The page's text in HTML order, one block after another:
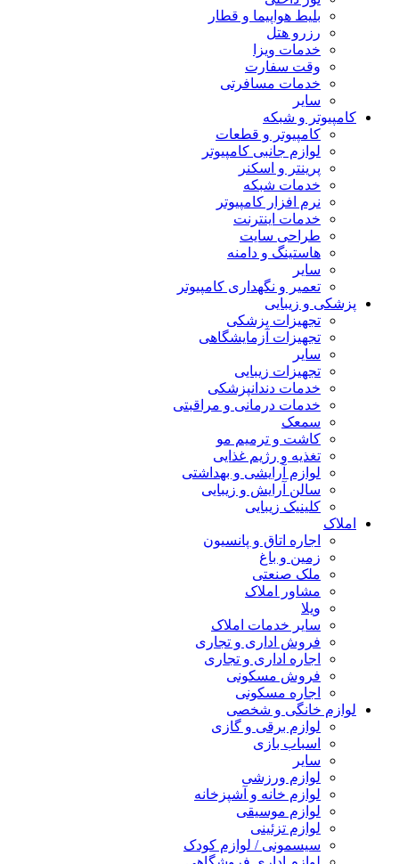
بلیط هواپیما و قطار
رزرو هتل
خدمات ویزا
وقت سفارت
خدمات مسافرتی
سایر
کامپیوتر و شبکه
کامپیوتر و قطعات
لوازم جانبی کامپیوتر
پرینتر و اسکنر
خدمات شبکه
نرم افزار کامپیوتر
خدمات اینترنت
طراحی سایت
هاستینگ و دامنه
سایر
تعمیر و نگهداری کامپیوتر
پزشکی و زیبایی
تجهیزات پزشکی
تجهیزات آزمایشگاهی
سایر
تجهیزات زیبایی
خدمات دندانپزشکی
خدمات درمانی و مراقبتی
سمعک
کاشت و ترمیم مو
تغذیه و رژیم غذایی
لوازم آرایشی و بهداشتی
سالن آرایش و زیبایی
کلینیک زیبایی
املاک
اجاره اتاق و پانسیون
زمین و باغ
ملک صنعتی
مشاور املاک
ویلا
سایر خدمات املاک
فروش اداری و تجاری
اجاره اداری و تجاری
فروش مسکونی
اجاره مسکونی
لوازم خانگی و شخصی
لوازم برقی و گازی
اسباب بازی
سایر
لوازم ورزشی
لوازم خانه و آشپزخانه
لوازم موسیقی
لوازم تزئینی
سیسمونی / لوازم کودک